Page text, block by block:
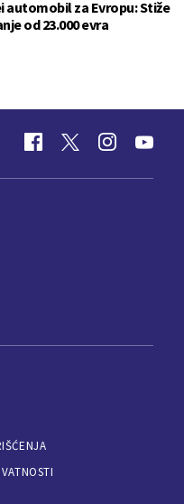
automobil za Evropu: Stiže
od 23.000 evra